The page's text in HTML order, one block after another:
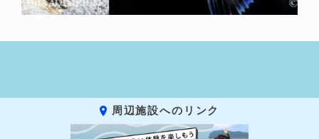
周辺施設へのリンク